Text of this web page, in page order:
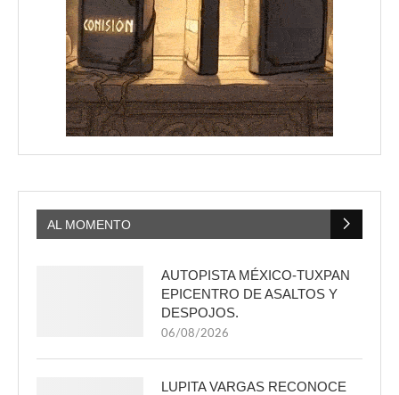
AL MOMENTO
AUTOPISTA MÉXICO-TUXPAN
EPICENTRO DE ASALTOS Y
DESPOJOS.
06/08/2026
LUPITA VARGAS RECONOCE